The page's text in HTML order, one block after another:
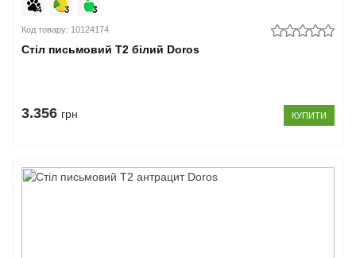
Код товару: 10124174
Стіл письмовий Т2 білий Doros
3.356 грн КУПИТИ